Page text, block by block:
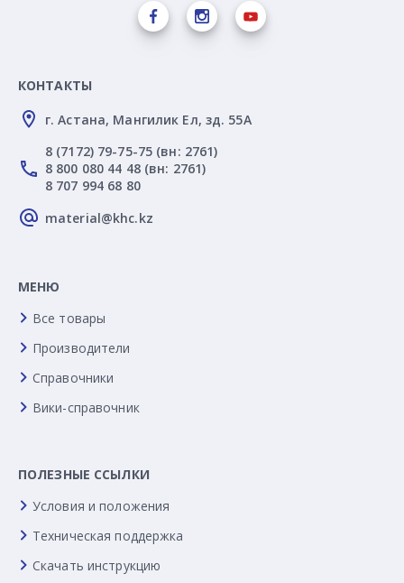
КОНТАКТЫ
г. Астана, Мангилик Ел, зд. 55А
8 (7172) 79-75-75 (вн: 2761)
8 800 080 44 48 (вн: 2761)
8 707 994 68 80
material@khc.kz
МЕНЮ
Все товары
Производители
Справочники
Вики-справочник
ПОЛЕЗНЫЕ ССЫЛКИ
Условия и положения
Техническая поддержка
Скачать инструкцию